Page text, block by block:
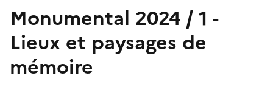
Monumental 2024 / 1 -
Lieux et paysages de
mémoire